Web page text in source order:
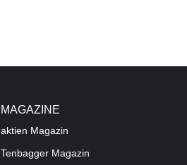
MAGAZINE
aktien Magazin
Tenbagger Magazin